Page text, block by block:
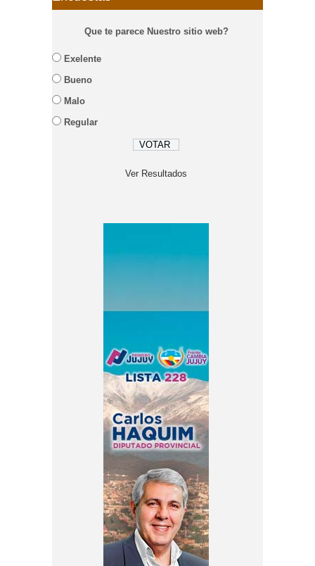
Que te parece Nuestro sitio web?
Exelente
Bueno
Malo
Regular
Ver Resultados